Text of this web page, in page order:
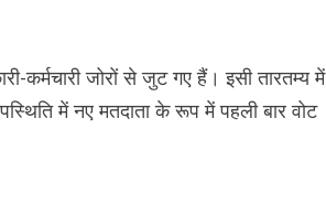
कर्मचारी जोरों से जुट गए हैं। इसी तारतम्य में
में नए मतदाता के रूप में पहली बार वोट